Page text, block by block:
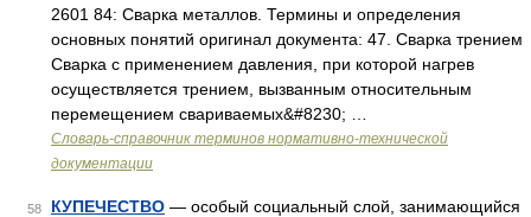
2601 84: Сварка металлов. Термины и определения
основных понятий оригинал документа: 47. Cвapкa трением
Сварка с применением давления, при которой нагрев
осуществляется трением, вызванным относительным
перемещением свариваемых&#8230; …
Словарь-справочник терминов нормативно-технической
документации
58 КУПЕЧЕСТВО — особый социальный слой, занимающийся